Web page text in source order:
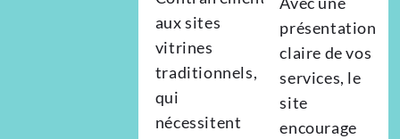
aux sites
vitrines
traditionnels,
qui
nécessitent
présentation
claire de vos
services, le
site
encourage